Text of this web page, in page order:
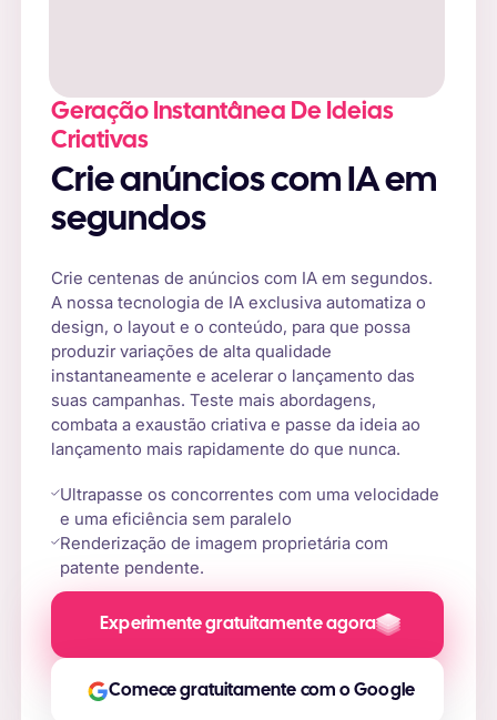
Geração Instantânea De Ideias
Criativas
Crie anúncios com IA em
segundos
Crie centenas de anúncios com IA em segundos.
A nossa tecnologia de IA exclusiva automatiza o
design, o layout e o conteúdo, para que possa
produzir variações de alta qualidade
instantaneamente e acelerar o lançamento das
suas campanhas. Teste mais abordagens,
combata a exaustão criativa e passe da ideia ao
lançamento mais rapidamente do que nunca.
Ultrapasse os concorrentes com uma velocidade
e uma eficiência sem paralelo
Renderização de imagem proprietária com
patente pendente.
Experimente gratuitamente agora
Comece gratuitamente com o Google